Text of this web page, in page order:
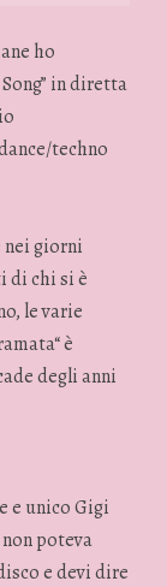
ho
in diretta
techno
nei giorni
di chi si è
le varie
è
degli anni
e unico Gigi
poteva
e devi dire